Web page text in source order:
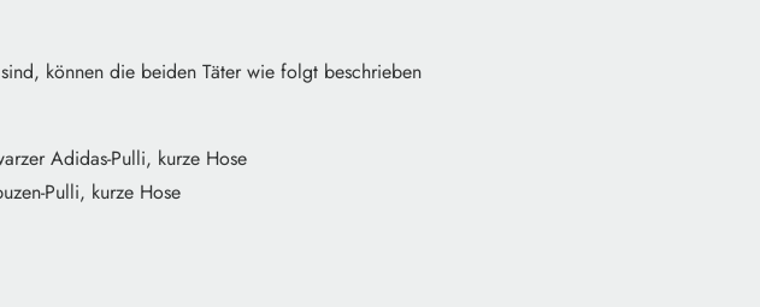
können die beiden Täter wie folgt beschrieben
Adidas-Pulli, kurze Hose
Pulli, kurze Hose